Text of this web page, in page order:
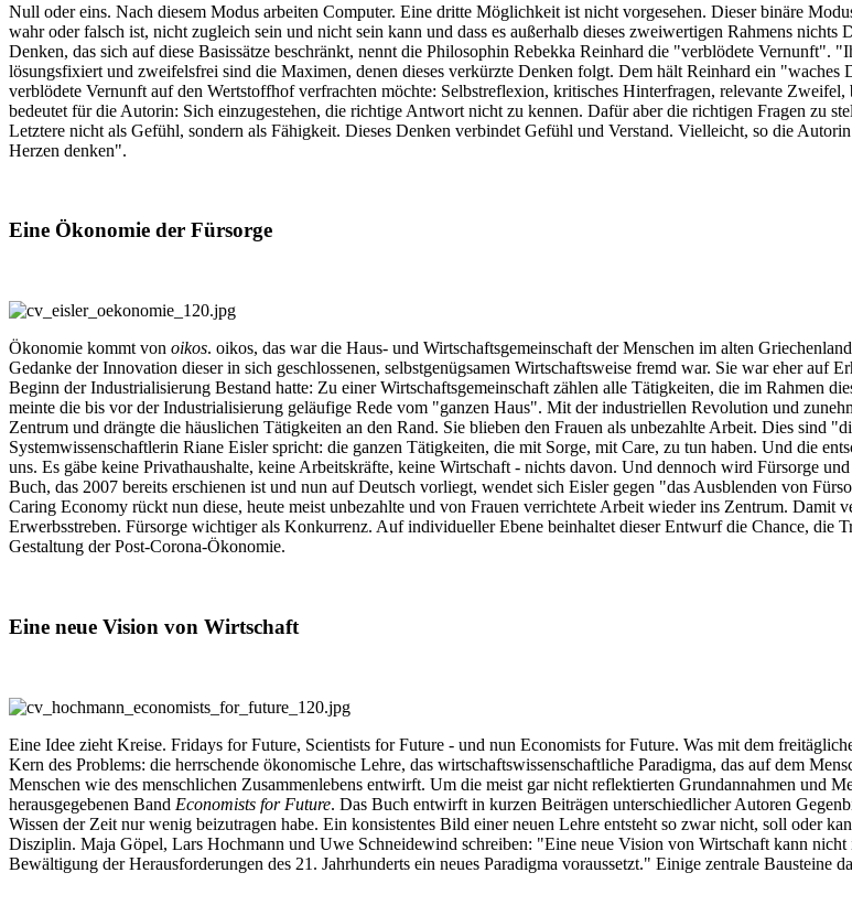
Null oder eins. Nach diesem Modus arbeiten Computer. Eine dritte Möglichkeit ist nicht vorgesehen. Dieser binäre
wahr oder falsch ist, nicht zugleich sein und nicht sein kann und dass es außerhalb dieses zweiwertigen Rahmens
Denken, das sich auf diese Basissätze beschränkt, nennt die Philosophin Rebekka Reinhard die "verblödete Vernunft".
lösungsfixiert und zweifelsfrei sind die Maximen, denen dieses verkürzte Denken folgt. Dem hält Reinhard ein "waches
verblödete Vernunft auf den Wertstoffhof verfrachten möchte: Selbstreflexion, kritisches Hinterfragen, relevante
bedeutet für die Autorin: Sich einzugestehen, die richtige Antwort nicht zu kennen. Dafür aber die richtigen Fragen zu
Letztere nicht als Gefühl, sondern als Fähigkeit. Dieses Denken verbindet Gefühl und Verstand. Vielleicht, so die
Herzen denken".
Eine Ökonomie der Fürsorge
Ökonomie kommt von oikos. oikos, das war die Haus- und Wirtschaftsgemeinschaft der Menschen im alten
Gedanke der Innovation dieser in sich geschlossenen, selbstgenügsamen Wirtschaftsweise fremd war. Sie war eher auf
Beginn der Industrialisierung Bestand hatte: Zu einer Wirtschaftsgemeinschaft zählen alle Tätigkeiten, die im Rahmen
meinte die bis vor der Industrialisierung geläufige Rede vom "ganzen Haus". Mit der industriellen Revolution und
Zentrum und drängte die häuslichen Tätigkeiten an den Rand. Sie blieben den Frauen als unbezahlte Arbeit. Dies sind
Systemwissenschaftlerin Riane Eisler spricht: die ganzen Tätigkeiten, die mit Sorge, mit Care, zu tun haben. Und die
uns. Es gäbe keine Privathaushalte, keine Arbeitskräfte, keine Wirtschaft - nichts davon. Und dennoch wird Fürsorge
Buch, das 2007 bereits erschienen ist und nun auf Deutsch vorliegt, wendet sich Eisler gegen "das Ausblenden von
Caring Economy rückt nun diese, heute meist unbezahlte und von Frauen verrichtete Arbeit wieder ins Zentrum. Damit
Erwerbsstreben. Fürsorge wichtiger als Konkurrenz. Auf individueller Ebene beinhaltet dieser Entwurf die Chance, die
Gestaltung der Post-Corona-Ökonomie.
Eine neue Vision von Wirtschaft
Eine Idee zieht Kreise. Fridays for Future, Scientists for Future - und nun Economists for Future. Was mit dem
Kern des Problems: die herrschende ökonomische Lehre, das wirtschaftswissenschaftliche Paradigma, das auf dem
Menschen wie des menschlichen Zusammenlebens entwirft. Um die meist gar nicht reflektierten Grundannahmen und
herausgegebenen Band Economists for Future. Das Buch entwirft in kurzen Beiträgen unterschiedlicher Autoren
Wissen der Zeit nur wenig beizutragen habe. Ein konsistentes Bild einer neuen Lehre entsteht so zwar nicht, soll oder
Disziplin. Maja Göpel, Lars Hochmann und Uwe Schneidewind schreiben: "Eine neue Vision von Wirtschaft kann
Bewältigung der Herausforderungen des 21. Jahrhunderts ein neues Paradigma voraussetzt." Einige zentrale Bausteine